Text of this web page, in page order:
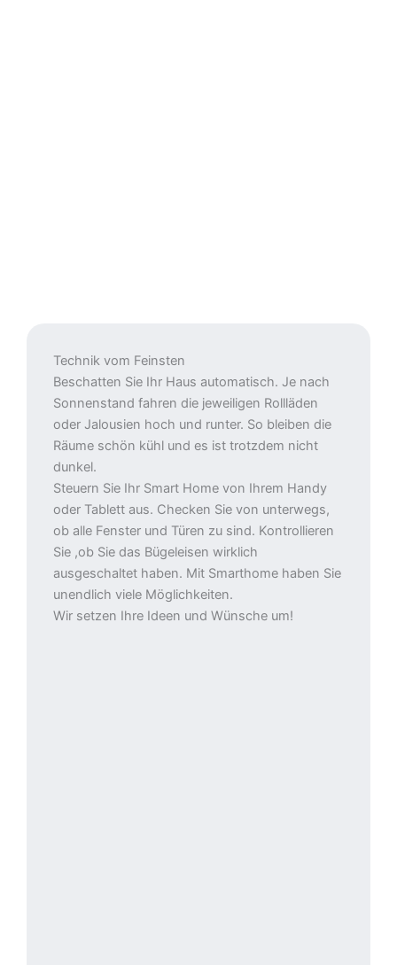
Technik vom Feinsten
Beschatten Sie Ihr Haus automatisch. Je nach
Sonnenstand fahren die jeweiligen Rollläden
oder Jalousien hoch und runter. So bleiben die
Räume schön kühl und es ist trotzdem nicht
dunkel.
Steuern Sie Ihr Smart Home von Ihrem Handy
oder Tablett aus. Checken Sie von unterwegs,
ob alle Fenster und Türen zu sind. Kontrollieren
Sie ,ob Sie das Bügeleisen wirklich
ausgeschaltet haben. Mit Smarthome haben Sie
unendlich viele Möglichkeiten.
Wir setzen Ihre Ideen und Wünsche um!